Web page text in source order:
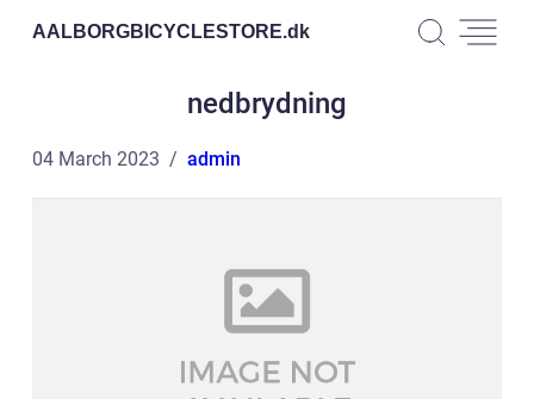
AALBORGBICYCLESTORE.dk
nedbrydning
04 March 2023 admin